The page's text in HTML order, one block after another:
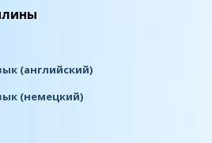
(английский)
(немецкий)